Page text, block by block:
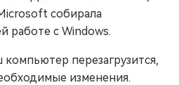
собирала
работе с Windows.
компьютер перезагрузится,
изменения.